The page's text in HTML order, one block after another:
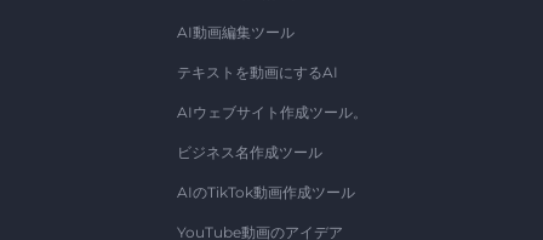
AI動画編集ツール
テキストを動画にするAI
AIウェブサイト作成ツール。
ビジネス名作成ツール
AIのTikTok動画作成ツール
YouTube動画のアイデア